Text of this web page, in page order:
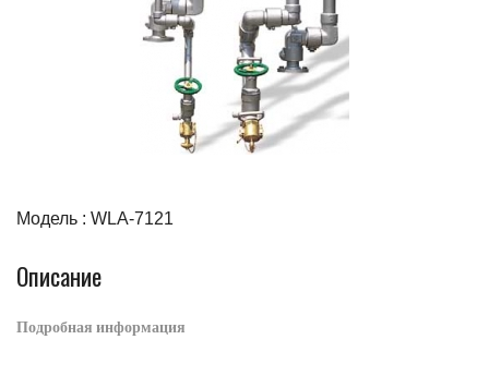
Модель : WLA-7121
Описание
Подробная информация